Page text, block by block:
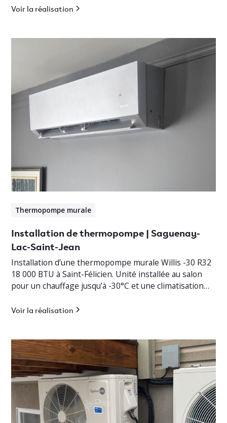
Voir la réalisation
Thermopompe murale
Installation de thermopompe | Saguenay-
Lac-Saint-Jean
Installation d’une thermopompe murale Willis -30 R32
18 000 BTU à Saint-Félicien. Unité installée au salon
pour un chauffage jusqu’à -30°C et une climatisation
Voir la réalisation